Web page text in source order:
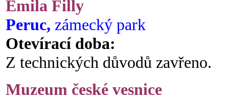
Emila Filly
Peruc, zámecký park
Otevírací doba:
Z technických důvodů zavřeno.
Muzeum české vesnice